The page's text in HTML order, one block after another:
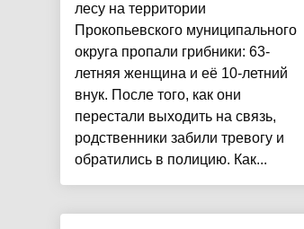
лесу на территории
Прокопьевского муниципального
округа пропали грибники: 63-
летняя женщина и её 10-летний
внук. После того, как они
перестали выходить на связь,
родственники забили тревогу и
обратились в полицию. Как...